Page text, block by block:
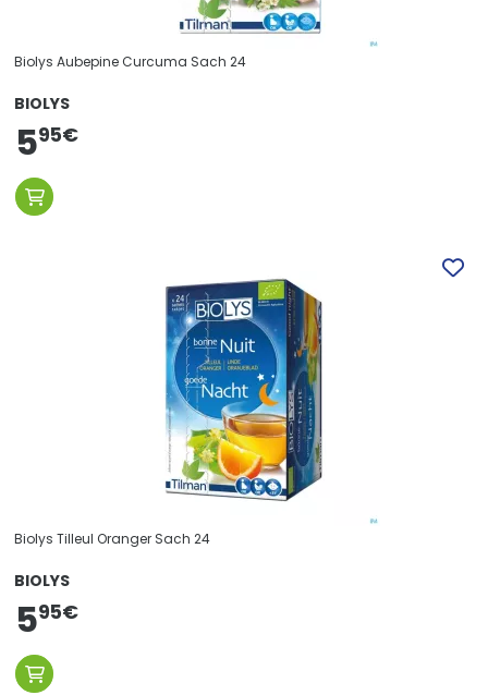
Biolys Aubepine Curcuma Sach 24
BIOLYS
595€
Biolys Tilleul Oranger Sach 24
BIOLYS
595€